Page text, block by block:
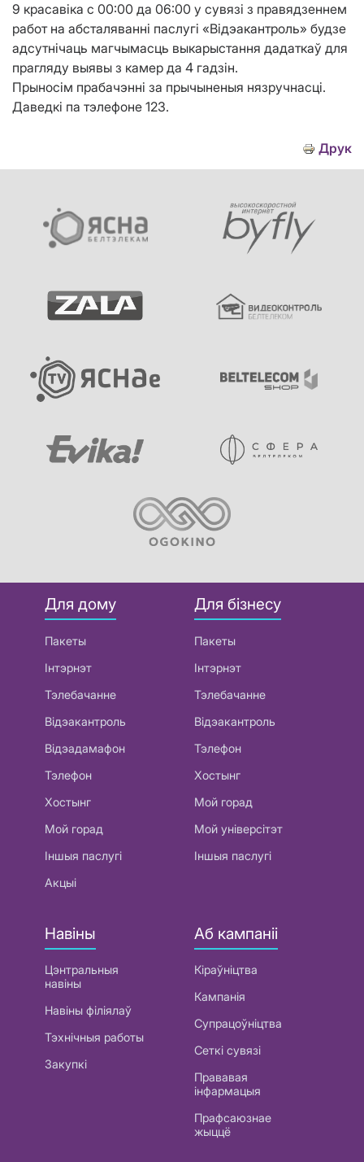
9 красавіка с 00:00 да 06:00 у сувязі з правядзеннем
работ на абсталяванні паслугі «Відэакантроль» будзе
адсутнiчаць магчымасць выкарыстання дадаткаў для
прагляду выявы з камер да 4 гадзін.
Прыносім прабачэнні за прычыненыя нязручнасці.
Даведкі па тэлефоне 123.
Друк
Для дому
Пакеты
Інтэрнэт
Тэлебачанне
Відэакантроль
Відэадамафон
Тэлефон
Хостынг
Мой горад
Іншыя паслугі
Акцыі
Для бізнесу
Пакеты
Інтэрнэт
Тэлебачанне
Відэакантроль
Тэлефон
Хостынг
Мой горад
Мой універсітэт
Іншыя паслугі
Навіны
Цэнтральныя
навіны
Навіны філіялаў
Тэхнічныя работы
Закупкі
Аб кампаніі
Кіраўніцтва
Кампанія
Супрацоўніцтва
Сеткі сувязі
Прававая
інфармацыя
Прафсаюзнае
жыццё